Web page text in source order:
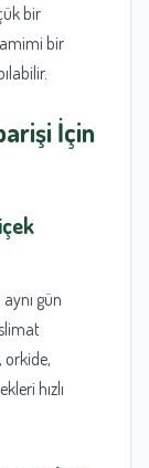
bir
bir
İçin
gün
orkide,
hızlı